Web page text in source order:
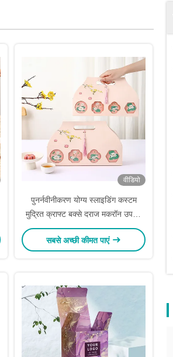
वीडियो
पुनर्नवीनीकरण योग्य स्लाइडिंग कस्टम
मुद्रित क्राफ्ट बक्से दराज मकरॉन उपहार
बक्से कस्टम लोगो
सबसे अच्छी कीमत पाएं